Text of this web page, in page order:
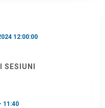
12:00:00
11:40